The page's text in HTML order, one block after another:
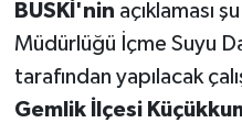
BUSKİ'nin açıklaması
Müdürlüğü İçme Suyu
tarafından yapılacak
Gemlik İlçesi